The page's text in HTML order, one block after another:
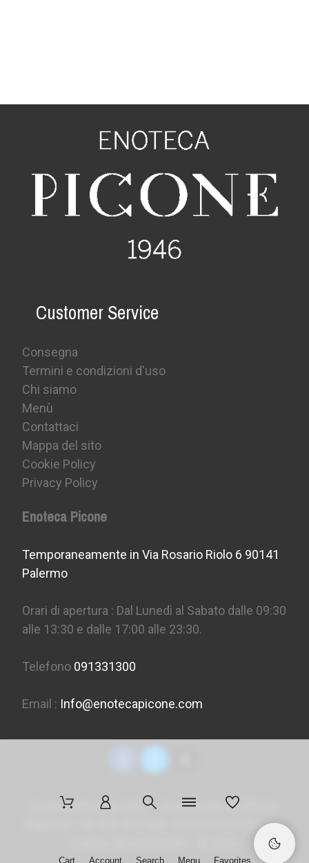
Customer Service
Consegna
Termini e condizioni d'uso
Chi siamo
Menù
Contattaci
Mappa del sito
Cookie Policy
Privacy Policy
Enoteca Picone
Temporaneamente in Via Rosario Riolo 6 90141
Palermo
Orari di apertura : Dal Lunedì al Sabato dalle 09:30
alle 13:30 e dalle 17:00 alle 23:30.
Telefono 091331300
Email : Info@enotecapicone.com
Enoteca Picone S.R.L. - Via Marconi 36, 90141
Palermo - tel. 091 331300 - P.Iva 05957150823 -
Cart Account Search Menu Favorites